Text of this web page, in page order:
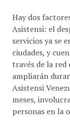
Hay dos
Asistensi: el
servicios ya se
ciudades, y
través de la red
ampliarán
Asistensi
meses,
personas en la